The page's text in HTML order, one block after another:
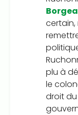
certain,
plu à
le
droit